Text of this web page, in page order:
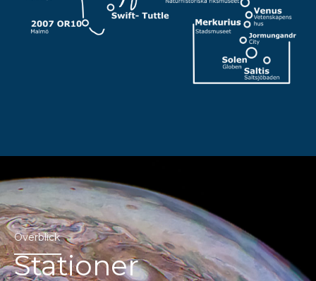
Överblick
Stationer